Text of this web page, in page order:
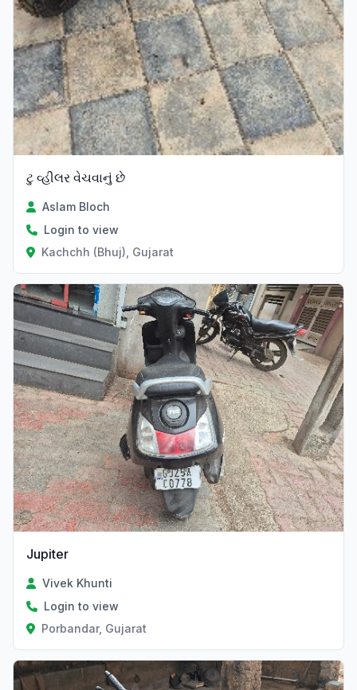
ટુ વ્હીલર વેચવાનું છે
Aslam Bloch
Login to view
Kachchh (Bhuj), Gujarat
Jupiter
Vivek Khunti
Login to view
Porbandar, Gujarat